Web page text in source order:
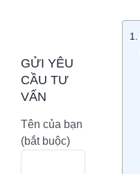
GỬI YÊU
CẦU TƯ
VẤN
Tên của bạn
(bắt buộc)